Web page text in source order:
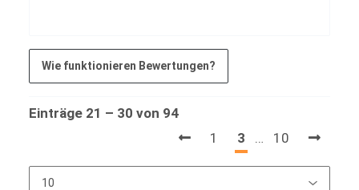
Wie funktionieren Bewertungen?
Einträge 21 – 30 von 94
1
3 … 10